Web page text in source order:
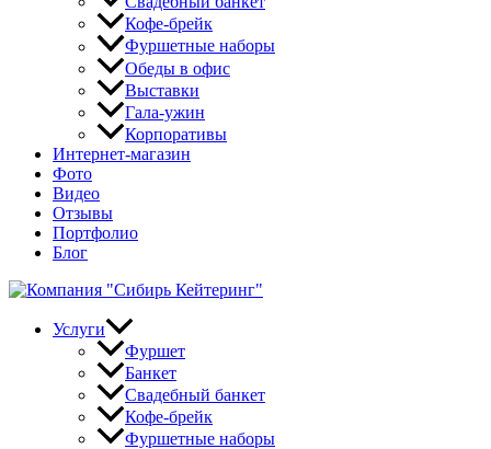
Кофе-брейк
Фуршетные наборы
Обеды в офис
Выставки
Гала-ужин
Корпоративы
Интернет-магазин
Фото
Видео
Отзывы
Портфолио
Блог
Услуги
Фуршет
Банкет
Свадебный банкет
Кофе-брейк
Фуршетные наборы